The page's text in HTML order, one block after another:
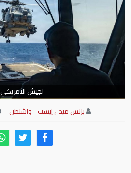
الجيش الأمريكي
بزنس ميدل إيست - واشنطن